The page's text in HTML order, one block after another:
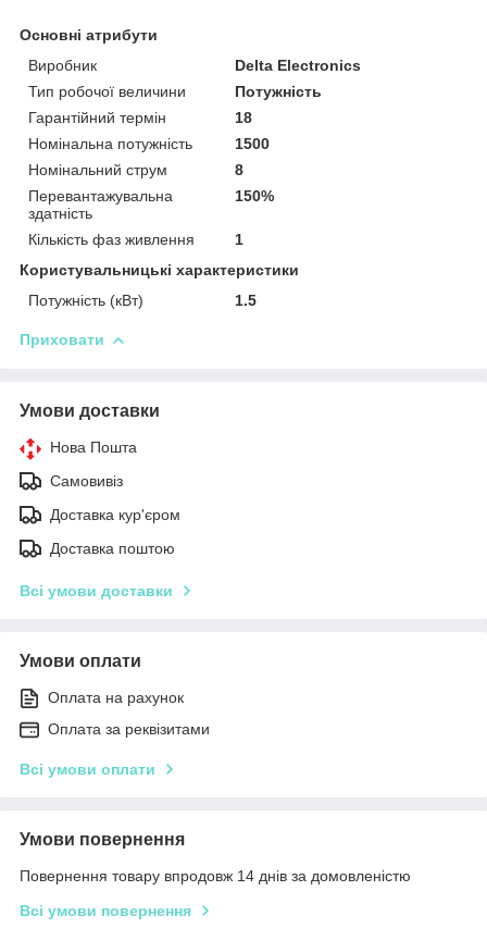
Основні атрибути
Виробник
Delta Electronics
Тип робочої величини
Потужність
Гарантійний термін
18
Номінальна потужність
1500
Номінальний струм
8
Перевантажувальна
здатність
150%
Кількість фаз живлення
1
Користувальницькі характеристики
Потужність (кВт)
1.5
Приховати
Умови доставки
Нова Пошта
Самовивіз
Доставка кур'єром
Доставка поштою
Всі умови доставки
Умови оплати
Оплата на рахунок
Оплата за реквізитами
Всі умови оплати
Умови повернення
Повернення товару впродовж 14 днів за домовленістю
Всі умови повернення